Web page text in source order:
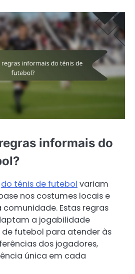
informais do
do ténis de futebol variam
nos costumes locais e
Estas regras
a jogabilidade
futebol para atender às
dos jogadores,
única em cada